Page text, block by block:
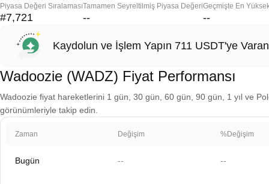
Piyasa Değeri Sıralaması
#7,721
Tamamen Seyreltilmiş Piyasa Değeri
--
Geçmişte En
--
Kaydolun ve İşlem Yapın 711 USDT'ye
Wadoozie (WADZ) Fiyat Performansı
Wadoozie fiyat hareketlerini 1 gün, 30 gün, 60 gün, 90 gün, 1 yıl ve
görünümleriyle takip edin.
Zaman Değişim %Değişim
Bugün -- --